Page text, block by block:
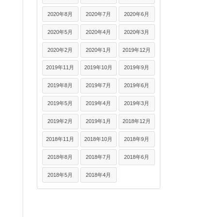
2020年8月 2020年7月 2020年6月
2020年5月 2020年4月 2020年3月
2020年2月 2020年1月 2019年12月
2019年11月 2019年10月 2019年9月
2019年8月 2019年7月 2019年6月
2019年5月 2019年4月 2019年3月
2019年2月 2019年1月 2018年12月
2018年11月 2018年10月 2018年9月
2018年8月 2018年7月 2018年6月
2018年5月 2018年4月